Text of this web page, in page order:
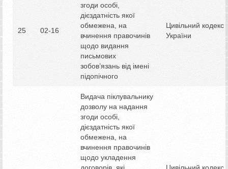
25 02-16
згоди особі,
дієздатність якої
обмежена, на
вчинення правочинів
щодо видання
письмових
зобов’язань від імені
підопічного
Цивільний кодекс
України
Видача піклувальнику
дозволу на надання
згоди особі,
дієздатність якої
обмежена, на
вчинення правочинів
щодо укладення
договорів, які
Цивільний кодекс